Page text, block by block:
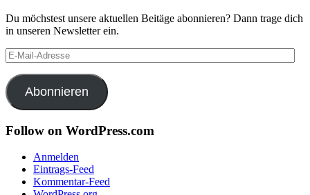
Du möchstest unsere aktuellen Beitäge abonnieren? Dann trage dich
in unseren Newsletter ein.
E-
Mail-
Adresse
Abonnieren
Follow on WordPress.com
Anmelden
Eintrags-Feed
Kommentar-Feed